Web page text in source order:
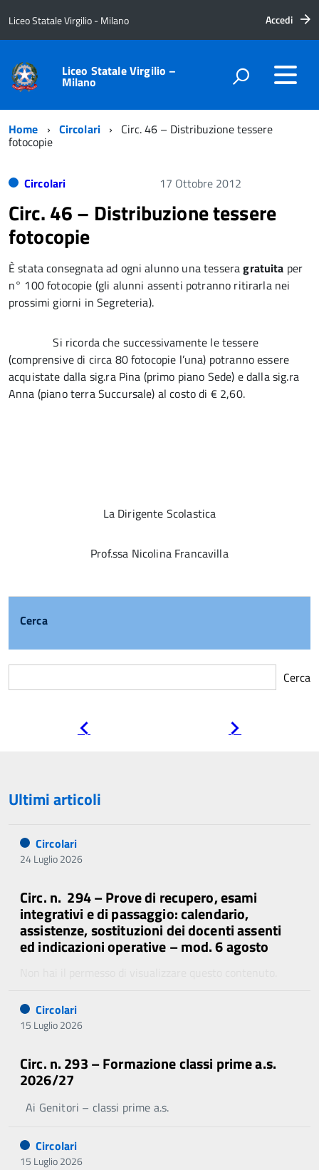
Liceo Statale Virgilio - Milano Accedi
Liceo Statale Virgilio –
Milano
Home Circolari Circ. 46 – Distribuzione tessere
fotocopie
Circolari 17 Ottobre 2012
Circ. 46 – Distribuzione tessere
fotocopie
È stata consegnata ad ogni alunno una tesseragratuita per
n° 100 fotocopie (gli alunni assenti potranno ritirarla nei
prossimi giorni in Segreteria).
Si ricorda che successivamente le tessere
(comprensive di circa 80 fotocopie l’una) potranno essere
acquistate dalla sig.ra Pina (primo piano Sede) e dalla sig.ra
Anna (piano terra Succursale) al costo di € 2,60.
La Dirigente Scolastica
Prof.ssa Nicolina Francavilla
Cerca
Cerca
Ultimi articoli
Circolari
24 Luglio 2026
Circ. n. 294 – Prove di recupero, esami
integrativi e di passaggio: calendario,
assistenze, sostituzioni dei docenti assenti
ed indicazioni operative – mod. 6 agosto
Circolari
15 Luglio 2026
Circ. n. 293 – Formazione classi prime a.s.
2026/27
Ai Genitori – classi prime a.s.
Circolari
15 Luglio 2026